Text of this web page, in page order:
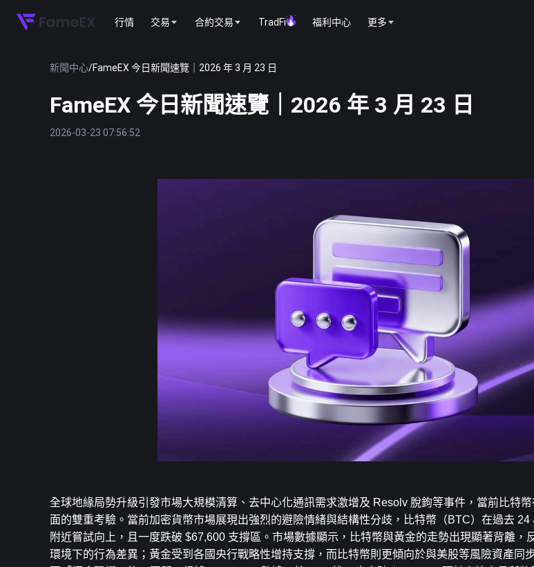
行情 交易 合約交易 TradFi 福利中心 更多
新聞中心/FameEX 今日新聞速覽｜2026 年 3 月 23 日
FameEX 今日新聞速覽｜2026 年 3 月 23 日
2026-03-23 07:56:52
全球地緣局勢升級引發市場大規模清算、去中心化通訊需求激增及 Resolv 脫鉤等事件，當前比特
面的雙重考驗。當前加密貨幣市場展現出強烈的避險情緒與結構性分歧，比特幣（BTC）在過去
附近嘗試向上，且一度跌破 $67,600 支撐區。市場數據顯示，比特幣與黃金的走勢出現顯著背離，
環境下的行為差異；黃金受到各國央行戰略性增持支撐，而比特幣則更傾向於與美股等風險資產同